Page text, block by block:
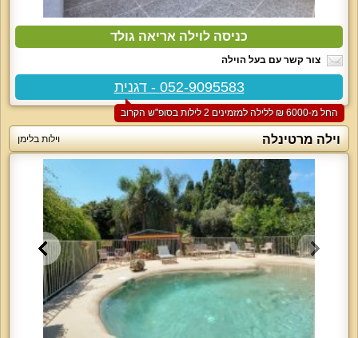
כניסה לוילה אריאה גולד
צור קשר עם בעל הוילה
052-9095583 - דגנית
החל מ-‏6000 ₪ ללילה למזמינים 2 לילות בסופ"ש הקרוב
וילה מרטינלה וילות בלימן